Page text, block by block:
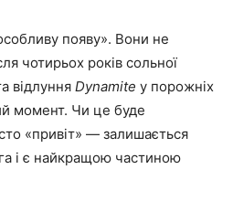
появу». Вони не
чотирьох років сольної
відлуння Dynamite у порожніх
момент. Чи це буде
«привіт» — залишається
і є найкращою частиною